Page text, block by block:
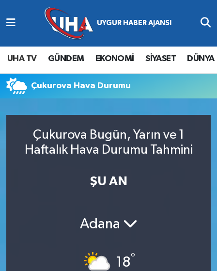
UHA TV GÜNDEM EKONOMİ SİYASET DÜNYA
Çukurova Hava Durumu
Çukurova Bugün, Yarın ve 1
Haftalık Hava Durumu Tahmini
ŞU AN
Adana
18°
Abone Ol
Gündem
Ekonomi
Siyaset
Nöbetçi Eczaneler
Hava Durumu
Namaz Vakitleri
Süper Lig Puan Durumu ve Fikstür
Son Dakika Haberleri